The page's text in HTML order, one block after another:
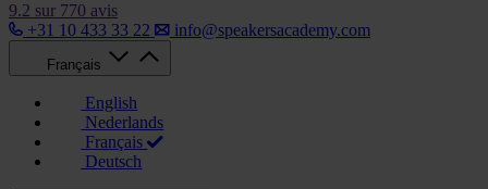
9.2 sur 770 avis
+31 10 433 33 22
info@speakersacademy.com
Français
English
Nederlands
Français
Deutsch